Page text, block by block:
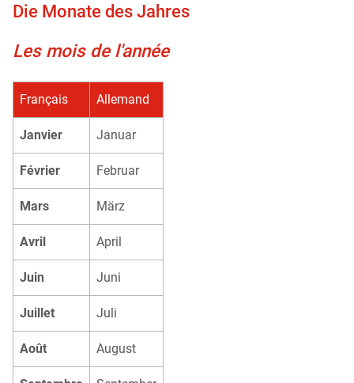
Die Monate des Jahres
Les mois de l'année
Français Allemand
Janvier Januar
Février Februar
Mars März
Avril April
Juin Juni
Juillet Juli
Août August